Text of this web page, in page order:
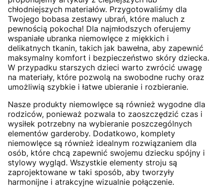
chłodniejszych materiałów. Przygotowaliśmy dla
Twojego bobasa zestawy ubrań, które maluch z
pewnością pokocha! Dla najmłodszych oferujemy
wspaniałe ubranka niemowlęce z miękkich i
delikatnych tkanin, takich jak bawełna, aby zapewnić
maksymalny komfort i bezpieczeństwo skóry dziecka.
W przypadku starszych dzieci warto zwrócić uwagę
na materiały, które pozwolą na swobodne ruchy oraz
umożliwią szybkie i łatwe ubieranie i rozbieranie.
Nasze produkty niemowlęce są również wygodne dla
rodziców, ponieważ pozwala to zaoszczędzić czas i
wysiłek potrzebny na wybieranie poszczególnych
elementów garderoby. Dodatkowo, komplety
niemowlęce są również idealnym rozwiązaniem dla
osób, które chcą zapewnić swojemu dziecku spójny i
stylowy wygląd. Wszystkie elementy stroju są
zaprojektowane w taki sposób, aby tworzyły
harmonijne i atrakcyjne wizualnie połączenie.